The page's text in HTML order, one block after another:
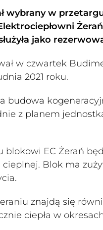
wybrany w
jako
w czwartek
2021 roku.
budowa
z planem
blokowi EC Żerań
cieplnej. Blok ma
znajdą się
ciepła w